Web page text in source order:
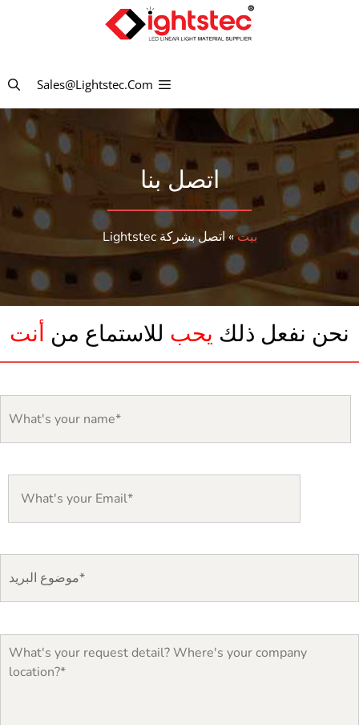
Sales@lightstec.com
اتصل بنا
بيت»اتصل بشركة Lightstec
نحن نفعل ذلك يحب للاستماع من أنت